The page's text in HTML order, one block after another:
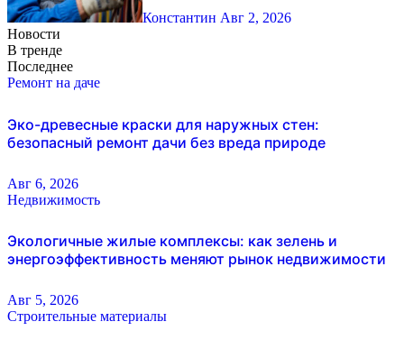
Константин Авг 2, 2026
Новости
В тренде
Последнее
Ремонт на даче
Эко-древесные краски для наружных стен:
безопасный ремонт дачи без вреда природе
Авг 6, 2026
Недвижимость
Экологичные жилые комплексы: как зелень и
энергоэффективность меняют рынок недвижимости
Авг 5, 2026
Строительные материалы